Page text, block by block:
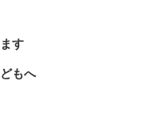
す
もへ